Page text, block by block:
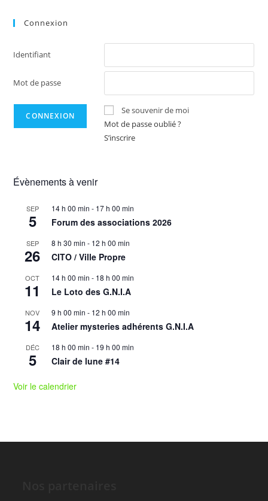
Connexion
Identifiant
Mot de passe
Se souvenir de moi
Mot de passe oublié ?
S’inscrire
Évènements à venir
SEP
5
14 h 00 min - 17 h 00 min
Forum des associations 2026
SEP
26
8 h 30 min - 12 h 00 min
CITO / Ville Propre
OCT
11
14 h 00 min - 18 h 00 min
Le Loto des G.N.I.A
NOV
14
9 h 00 min - 12 h 00 min
Atelier mysteries adhérents G.N.I.A
DÉC
5
18 h 00 min - 19 h 00 min
Clair de lune #14
Voir le calendrier